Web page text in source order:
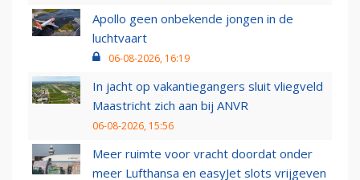
Apollo geen onbekende jongen in de
luchtvaart
06-08-2026, 16:19
In jacht op vakantiegangers sluit vliegveld
Maastricht zich aan bij ANVR
06-08-2026, 15:56
Meer ruimte voor vracht doordat onder
meer Lufthansa en easyJet slots vrijgeven